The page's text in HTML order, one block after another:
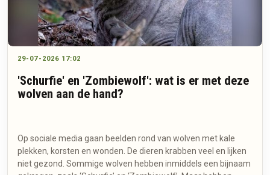
29-07-2026 17:02
'Schurfie' en 'Zombiewolf': wat is er met deze
wolven aan de hand?
Op sociale media gaan beelden rond van wolven met kale
plekken, korsten en wonden. De dieren krabben veel en lijken
niet gezond. Sommige wolven hebben inmiddels een bijnaam